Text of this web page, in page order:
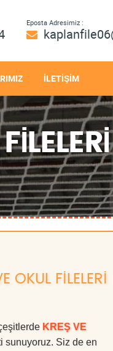
Eposta Adresimiz :
İLETİŞİM
FİLELERİ
KREŞ VE
sunuyoruz. Siz de en